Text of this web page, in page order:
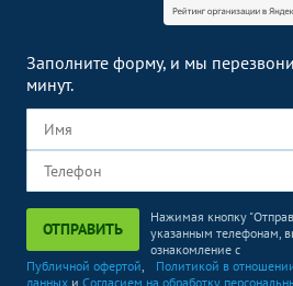
Заполните форму, и мы
минут.
ОТПРАВИТЬ
Нажимая кнопку
указанным телефонам,
ознакомление с
Публичной офертой,
Политикой в
данных и Согласием на обработку